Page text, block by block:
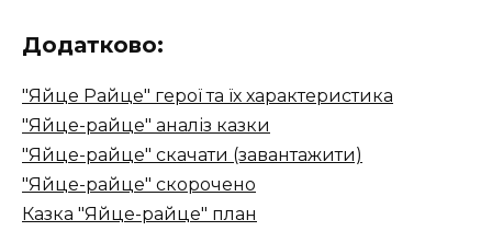
Додатково:
"Яйце Райце" герої та їх характеристика
"Яйце-райце" аналіз казки
"Яйце-райце" скачати (завантажити)
"Яйце-райце" скорочено
Казка "Яйце-райце" план